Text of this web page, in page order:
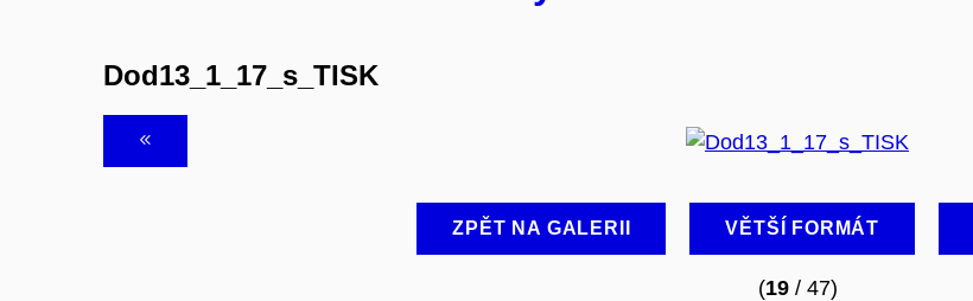
Dod13_1_17_s_TISK
ZPĚT NA GALERII VĚTŠÍ FORMÁT
(19/ 47)